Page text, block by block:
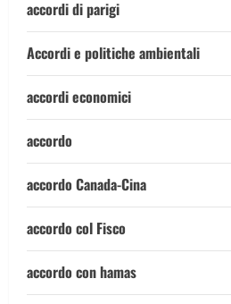
accordi di parigi
Accordi e politiche ambientali
accordi economici
accordo
accordo Canada-Cina
accordo col Fisco
accordo con hamas